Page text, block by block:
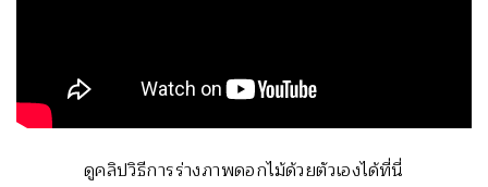
ดูคลิปวิธีการร่างภาพดอกไม้ด้วยตัวเองได้ที่นี่